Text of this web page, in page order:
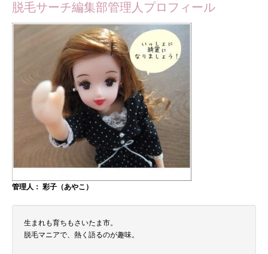
脱毛サーチ編集部管理人プロフィール
管理人： 彩子（あやこ）
生まれも育ちもさいたま市。
脱毛マニアで、熱く語るのが趣味。